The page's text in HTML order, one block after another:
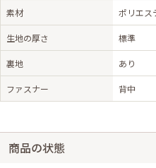
素材 ポリエス
生地の厚さ 標準
裏地 あり
ファスナー 背中
商品の状態